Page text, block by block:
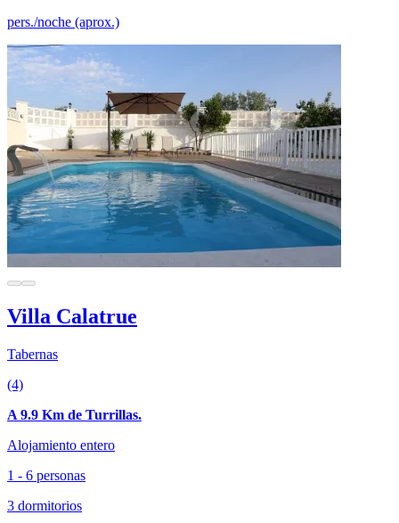
pers./noche (aprox.)
Villa Calatrue
Tabernas
(4)
A 9.9 Km de Turrillas.
Alojamiento entero
1 - 6 personas
3 dormitorios